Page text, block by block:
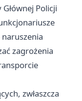
Policji
zagrożenia
zwłaszcza